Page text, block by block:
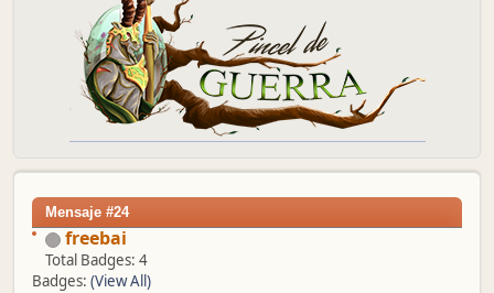
Mensaje #24
freebai
Total Badges: 4
Badges: (View All)